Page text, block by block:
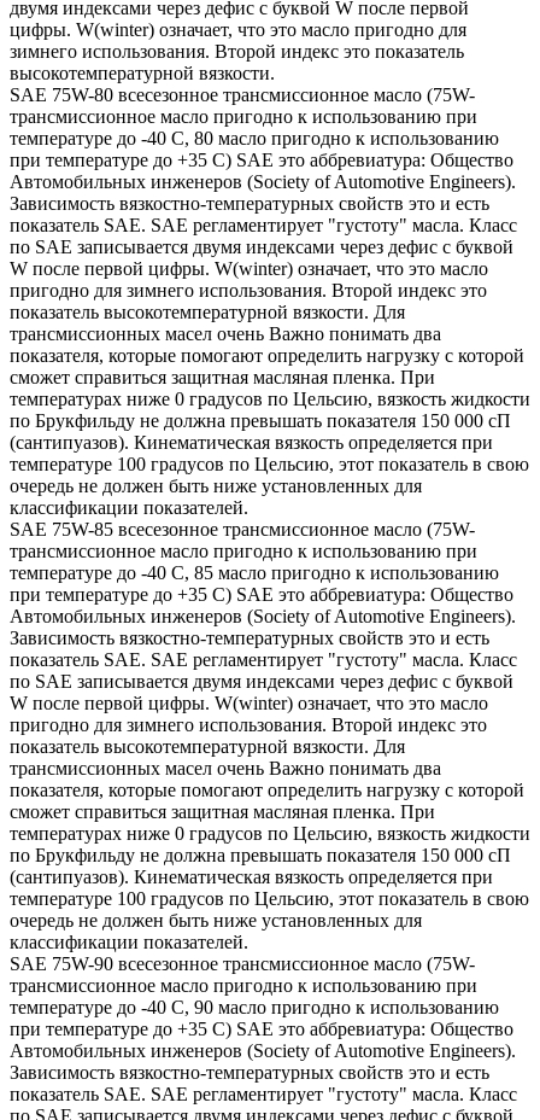
двумя индексами через дефис с буквой W после первой
цифры. W(winter) означает, что это масло пригодно для
зимнего использования. Второй индекс это показатель
высокотемпературной вязкости.
SAE 75W-80 всесезонное трансмиссионное масло (75W-
трансмиссионное масло пригодно к использованию при
температуре до -40 С, 80 масло пригодно к использованию
при температуре до +35 С) SAE это аббревиатура: Общество
Автомобильных инженеров (Society of Automotive Engineers).
Зависимость вязкостно-температурных свойств это и есть
показатель SAE. SAE регламентирует "густоту" масла. Класс
по SAE записывается двумя индексами через дефис с буквой
W после первой цифры. W(winter) означает, что это масло
пригодно для зимнего использования. Второй индекс это
показатель высокотемпературной вязкости. Для
трансмиссионных масел очень Важно понимать два
показателя, которые помогают определить нагрузку с которой
сможет справиться защитная масляная пленка. При
температурах ниже 0 градусов по Цельсию, вязкость жидкости
по Брукфильду не должна превышать показателя 150 000 сП
(сантипуазов). Кинематическая вязкость определяется при
температуре 100 градусов по Цельсию, этот показатель в свою
очередь не должен быть ниже установленных для
классификации показателей.
SAE 75W-85 всесезонное трансмиссионное масло (75W-
трансмиссионное масло пригодно к использованию при
температуре до -40 С, 85 масло пригодно к использованию
при температуре до +35 С) SAE это аббревиатура: Общество
Автомобильных инженеров (Society of Automotive Engineers).
Зависимость вязкостно-температурных свойств это и есть
показатель SAE. SAE регламентирует "густоту" масла. Класс
по SAE записывается двумя индексами через дефис с буквой
W после первой цифры. W(winter) означает, что это масло
пригодно для зимнего использования. Второй индекс это
показатель высокотемпературной вязкости. Для
трансмиссионных масел очень Важно понимать два
показателя, которые помогают определить нагрузку с которой
сможет справиться защитная масляная пленка. При
температурах ниже 0 градусов по Цельсию, вязкость жидкости
по Брукфильду не должна превышать показателя 150 000 сП
(сантипуазов). Кинематическая вязкость определяется при
температуре 100 градусов по Цельсию, этот показатель в свою
очередь не должен быть ниже установленных для
классификации показателей.
SAE 75W-90 всесезонное трансмиссионное масло (75W-
трансмиссионное масло пригодно к использованию при
температуре до -40 С, 90 масло пригодно к использованию
при температуре до +35 С) SAE это аббревиатура: Общество
Автомобильных инженеров (Society of Automotive Engineers).
Зависимость вязкостно-температурных свойств это и есть
показатель SAE. SAE регламентирует "густоту" масла. Класс
по SAE записывается двумя индексами через дефис с буквой